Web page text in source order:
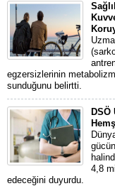
egzersizlerinin
sunduğunu belirtti.
DSÖ
4,8
edeceğini duyurdu.